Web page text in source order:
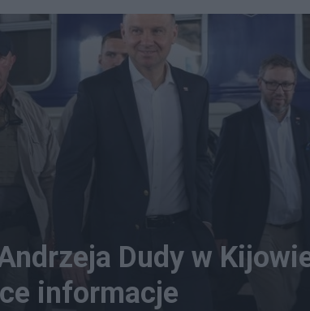
Dudy w
informacje